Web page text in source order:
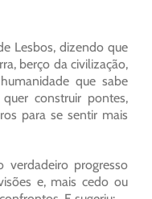
Lesbos, dizendo que
berço da civilização,
que sabe
construir pontes,
para se sentir mais
progresso
e, mais cedo ou